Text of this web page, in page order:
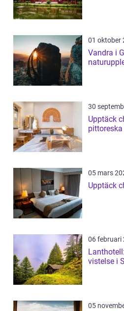
01 oktober
Vandra i
30
Upptäck
05 mars
Upptäck
06 februari
vistelse i
05